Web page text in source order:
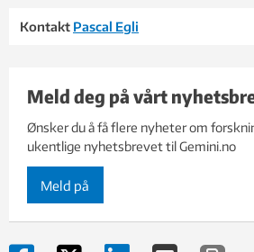
Kontakt Pascal Egli
Meld deg på vårt
Ønsker du å få flere nyheter om
ukentlige nyhetsbrevet til Gemini.no
Meld på